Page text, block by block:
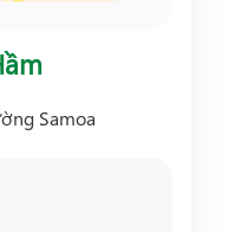
Samoa